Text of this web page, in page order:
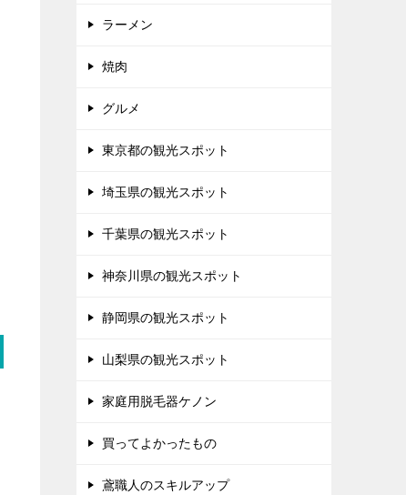
ラーメン
焼肉
グルメ
東京都の観光スポット
埼玉県の観光スポット
千葉県の観光スポット
神奈川県の観光スポット
静岡県の観光スポット
山梨県の観光スポット
家庭用脱毛器ケノン
買ってよかったもの
鳶職人のスキルアップ